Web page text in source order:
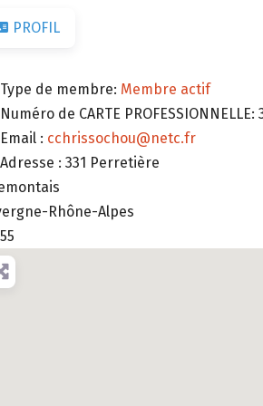
PROFIL
Type de membre: Membre actif
Numéro de CARTE PROFESSIONNELLE:
Email : cchrissochou@netc.fr
Adresse :331 Perretière
Rhône-Alpes